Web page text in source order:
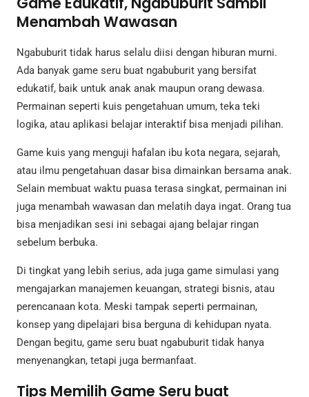
Menambah Wawasan
Ngabuburit tidak harus selalu diisi dengan hiburan murni.
Ada banyak game seru buat ngabuburit yang bersifat
edukatif, baik untuk anak anak maupun orang dewasa.
Permainan seperti kuis pengetahuan umum, teka teki
logika, atau aplikasi belajar interaktif bisa menjadi pilihan.
Game kuis yang menguji hafalan ibu kota negara, sejarah,
atau ilmu pengetahuan dasar bisa dimainkan bersama anak.
Selain membuat waktu puasa terasa singkat, permainan ini
juga menambah wawasan dan melatih daya ingat. Orang tua
bisa menjadikan sesi ini sebagai ajang belajar ringan
sebelum berbuka.
Di tingkat yang lebih serius, ada juga game simulasi yang
mengajarkan manajemen keuangan, strategi bisnis, atau
perencanaan kota. Meski tampak seperti permainan,
konsep yang dipelajari bisa berguna di kehidupan nyata.
Dengan begitu, game seru buat ngabuburit tidak hanya
menyenangkan, tetapi juga bermanfaat.
Tips Memilih Game Seru buat